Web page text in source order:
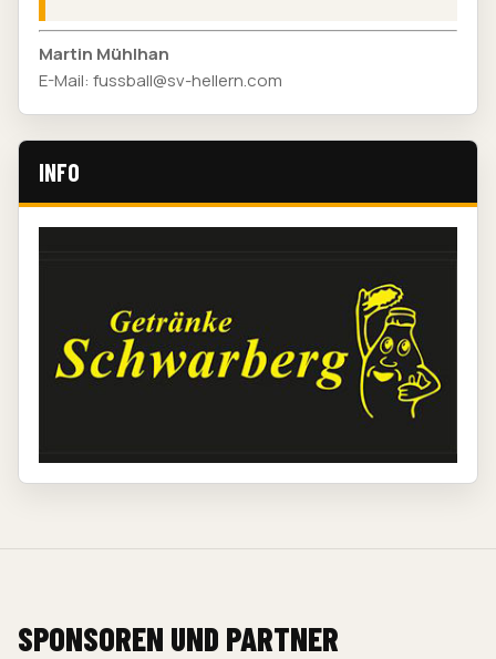
Martin Mühlhan
E-Mail: fussball@sv-hellern.com
INFO
SPONSOREN UND PARTNER